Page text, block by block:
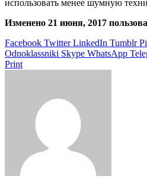
использовать менее шумную
Изменено 21 июня, 2017
Facebook Twitter LinkedIn Tumblr
Odnoklassniki Skype WhatsApp
Print